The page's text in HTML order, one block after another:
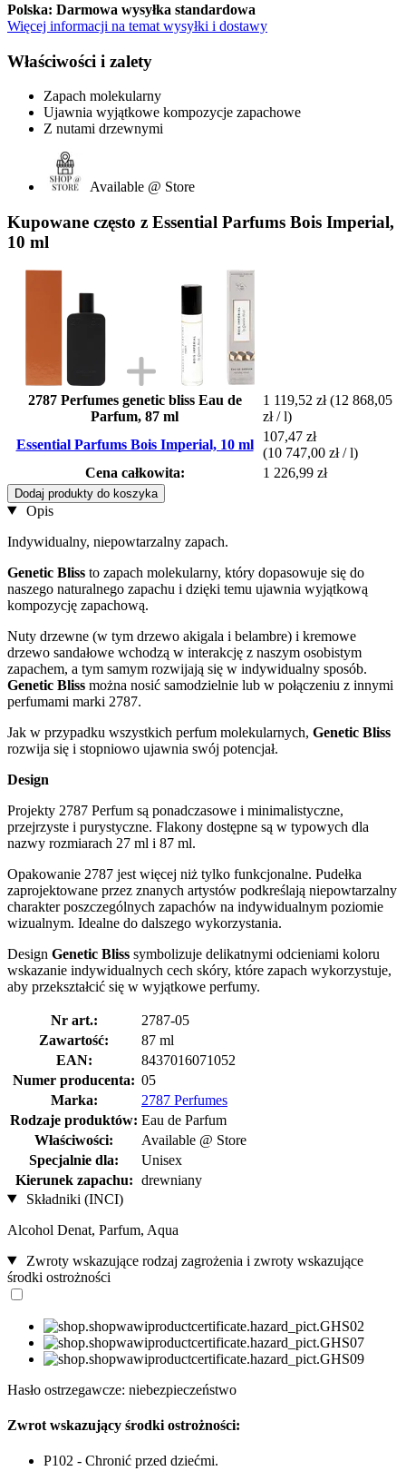
Polska: Darmowa wysyłka standardowa
Więcej informacji na temat wysyłki i dostawy
Właściwości i zalety
Zapach molekularny
Ujawnia wyjątkowe kompozycje zapachowe
Z nutami drzewnymi
Available @ Store
Kupowane często z Essential Parfums Bois Imperial,
10 ml
2787 Perfumes genetic bliss Eau de
Parfum, 87 ml
1 119,52 zł (12 868,05
zł / l)
Essential Parfums Bois Imperial, 10 ml
107,47 zł
(10 747,00 zł / l)
Cena całkowita:
1 226,99 zł
Dodaj produkty do koszyka
Opis
Indywidualny, niepowtarzalny zapach.
Genetic Bliss to zapach molekularny, który dopasowuje się do
naszego naturalnego zapachu i dzięki temu ujawnia wyjątkową
kompozycję zapachową.
Nuty drzewne (w tym drzewo akigala i belambre) i kremowe
drzewo sandałowe wchodzą w interakcję z naszym osobistym
zapachem, a tym samym rozwijają się w indywidualny sposób.
Genetic Bliss można nosić samodzielnie lub w połączeniu z innymi
perfumami marki 2787.
Jak w przypadku wszystkich perfum molekularnych, Genetic Bliss
rozwija się i stopniowo ujawnia swój potencjał.
Design
Projekty 2787 Perfum są ponadczasowe i minimalistyczne,
przejrzyste i purystyczne. Flakony dostępne są w typowych dla
nazwy rozmiarach 27 ml i 87 ml.
Opakowanie 2787 jest więcej niż tylko funkcjonalne. Pudełka
zaprojektowane przez znanych artystów podkreślają niepowtarzalny
charakter poszczególnych zapachów na indywidualnym poziomie
wizualnym. Idealne do dalszego wykorzystania.
Design Genetic Bliss symbolizuje delikatnymi odcieniami koloru
wskazanie indywidualnych cech skóry, które zapach wykorzystuje,
aby przekształcić się w wyjątkowe perfumy.
Nr art.:
2787-05
Zawartość:
87 ml
EAN:
8437016071052
Numer producenta: 05
Marka:
2787 Perfumes
Rodzaje produktów: Eau de Parfum
Właściwości:
Available @ Store
Specjalnie dla:
Unisex
Kierunek zapachu: drewniany
Składniki (INCI)
Alcohol Denat, Parfum, Aqua
Zwroty wskazujące rodzaj zagrożenia i zwroty wskazujące
środki ostrożności
Hasło ostrzegawcze: niebezpieczeństwo
Zwrot wskazujący środki ostrożności:
P102 - Chronić przed dziećmi.